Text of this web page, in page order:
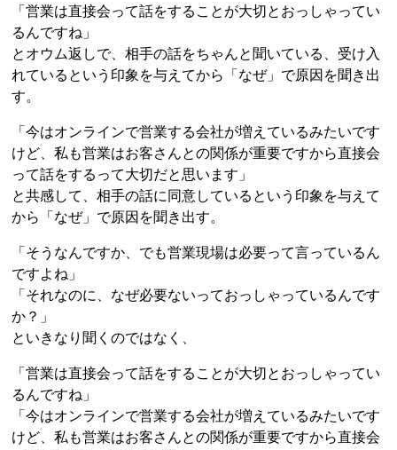
「営業は直接会って話をすることが大切とおっしゃってい
るんですね」
とオウム返しで、相手の話をちゃんと聞いている、受け入
れているという印象を与えてから「なぜ」で原因を聞き出
す。
「今はオンラインで営業する会社が増えているみたいです
けど、私も営業はお客さんとの関係が重要ですから直接会
って話をするって大切だと思います」
と共感して、相手の話に同意しているという印象を与えて
から「なぜ」で原因を聞き出す。
「そうなんですか、でも営業現場は必要って言っているん
ですよね」
「それなのに、なぜ必要ないっておっしゃっているんです
か？」
といきなり聞くのではなく、
「営業は直接会って話をすることが大切とおっしゃってい
るんですね」
「今はオンラインで営業する会社が増えているみたいです
けど、私も営業はお客さんとの関係が重要ですから直接会